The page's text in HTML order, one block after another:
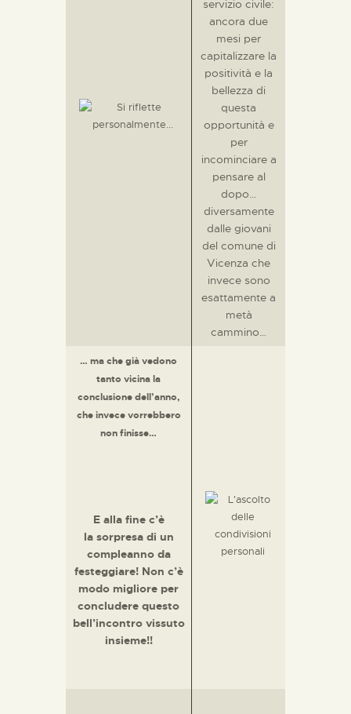
servizio civile:
ancora due
mesi per
capitalizzare la
positività e la
bellezza di
questa
opportunità e
per
incominciare a
pensare al
dopo…
diversamente
dalle giovani
del comune di
Vicenza che
invece sono
esattamente a
metà
cammino…
… ma che già vedono
tanto vicina la
conclusione dell’anno,
che invece vorrebbero
non finisse…
E alla fine c’è
la sorpresa di un
compleanno da
festeggiare! Non c’è
modo migliore per
concludere questo
bell’incontro vissuto
insieme!!